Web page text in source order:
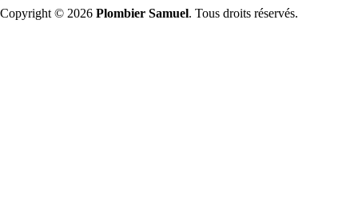
Copyright © 2026 Plombier Samuel. Tous droits réservés.